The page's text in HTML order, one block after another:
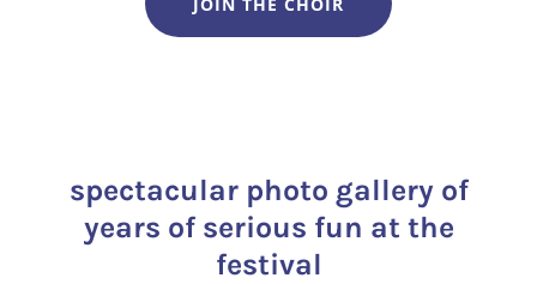
spectacular photo gallery of
years of serious fun at the
festival